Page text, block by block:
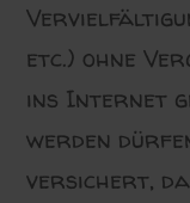
etc.) ohne
ins Internet
werden
versichert,